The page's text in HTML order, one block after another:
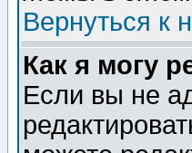
Вернуться к
Как я могу
Если вы не